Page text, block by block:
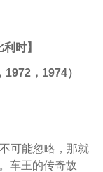
时】
，1974）
可能忽略，那就
车王的传奇故